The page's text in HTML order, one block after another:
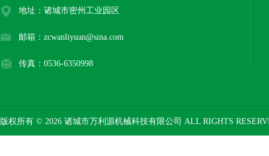
地址：诸城市密州工业园区
邮箱：zcwanliyuan@sina.com
传真：0536-6350998
版权所有 © 2026 诸城市万利源机械科技有限公司 ALL RIGHTS